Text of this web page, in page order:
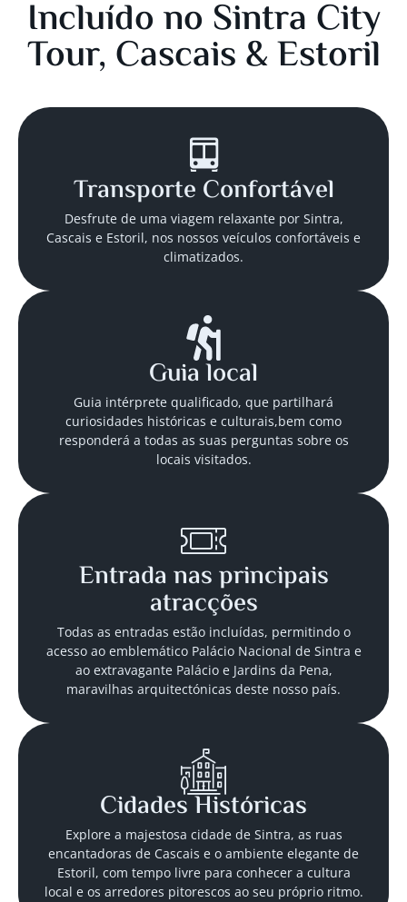
Incluído no Sintra City
Tour, Cascais & Estoril
Transporte Confortável
Desfrute de uma viagem relaxante por Sintra,
Cascais e Estoril, nos nossos veículos confortáveis e
climatizados.
Guia local
Guia intérprete qualificado, que partilhará
curiosidades históricas e culturais,bem como
responderá a todas as suas perguntas sobre os
locais visitados.
Entrada nas principais
atracções
Todas as entradas estão incluídas, permitindo o
acesso ao emblemático Palácio Nacional de Sintra e
ao extravagante Palácio e Jardins da Pena,
maravilhas arquitectónicas deste nosso país.
Cidades Históricas
Explore a majestosa cidade de Sintra, as ruas
encantadoras de Cascais e o ambiente elegante de
Estoril, com tempo livre para conhecer a cultura
local e os arredores pitorescos ao seu próprio ritmo.